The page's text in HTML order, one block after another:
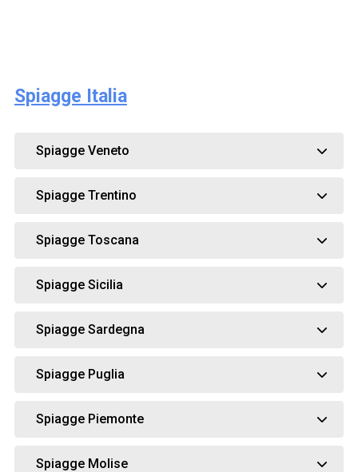
Spiagge Italia
Spiagge Veneto
Spiagge Trentino
Spiagge Toscana
Spiagge Sicilia
Spiagge Sardegna
Spiagge Puglia
Spiagge Piemonte
Spiagge Molise